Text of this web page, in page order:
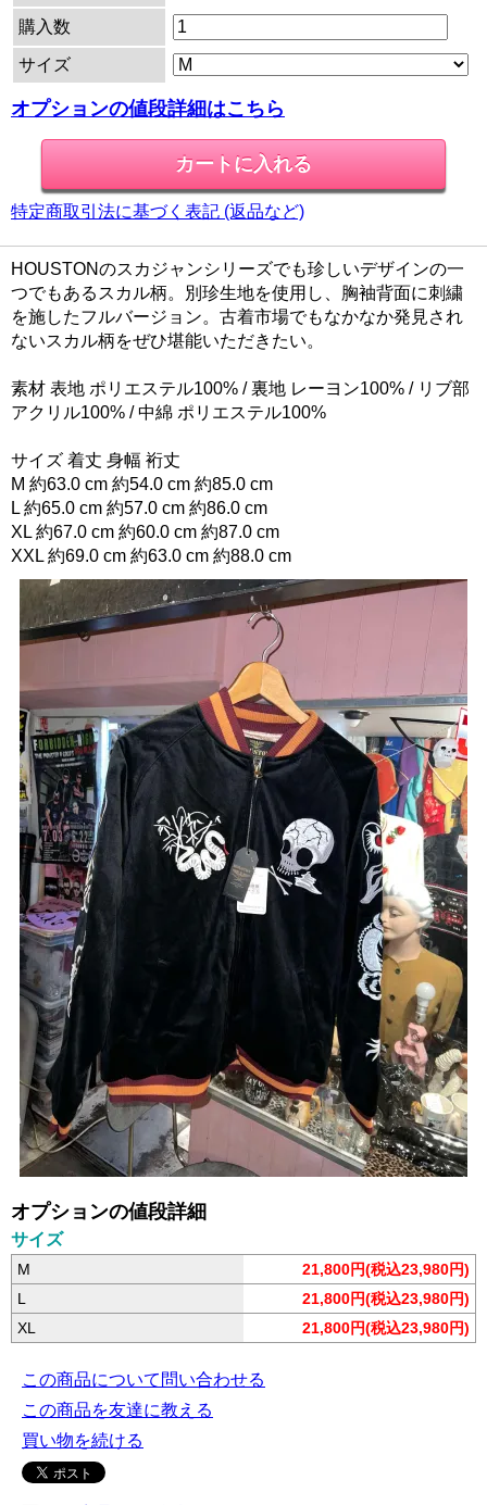
購入数
サイズ
オプションの値段詳細はこちら
特定商取引法に基づく表記 (返品など)
HOUSTONのスカジャンシリーズでも珍しいデザインの一
つでもあるスカル柄。別珍生地を使用し、胸袖背面に刺繍
を施したフルバージョン。古着市場でもなかなか発見され
ないスカル柄をぜひ堪能いただきたい。
素材 表地 ポリエステル100% / 裏地 レーヨン100% / リブ部
アクリル100% / 中綿 ポリエステル100%
サイズ 着丈 身幅 裄丈
M 約63.0 cm 約54.0 cm 約85.0 cm
L 約65.0 cm 約57.0 cm 約86.0 cm
XL 約67.0 cm 約60.0 cm 約87.0 cm
XXL 約69.0 cm 約63.0 cm 約88.0 cm
オプションの値段詳細
サイズ
M
21,800円(税込23,980円)
L
21,800円(税込23,980円)
XL
21,800円(税込23,980円)
この商品について問い合わせる
この商品を友達に教える
買い物を続ける